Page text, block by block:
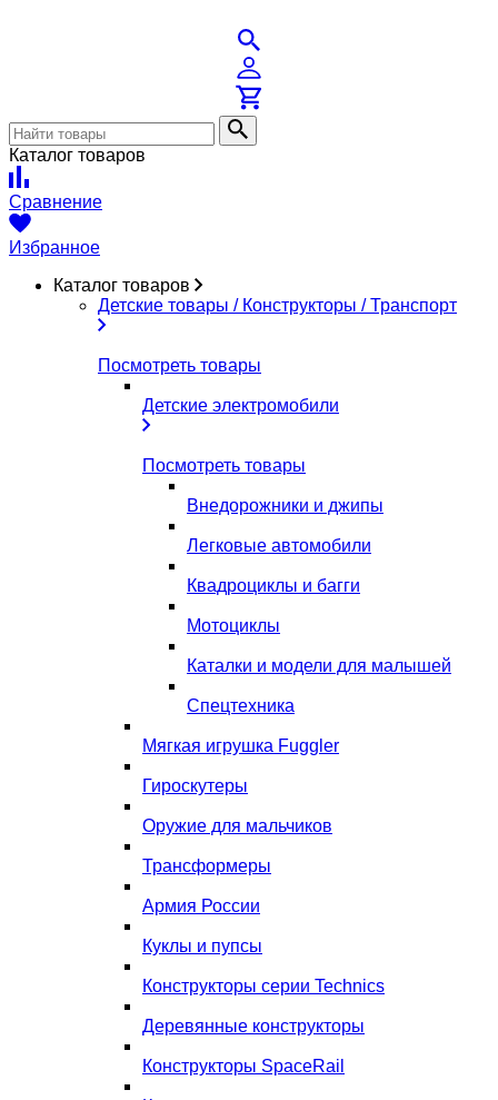
Каталог товаров
Сравнение
Избранное
Каталог товаров
Детские товары / Конструкторы / Транспорт
Посмотреть товары
Детские электромобили
Посмотреть товары
Внедорожники и джипы
Легковые автомобили
Квадроциклы и багги
Мотоциклы
Каталки и модели для малышей
Спецтехника
Мягкая игрушка Fuggler
Гироскутеры
Оружие для мальчиков
Трансформеры
Армия России
Куклы и пупсы
Конструкторы серии Technics
Деревянные конструкторы
Конструкторы SpaceRail